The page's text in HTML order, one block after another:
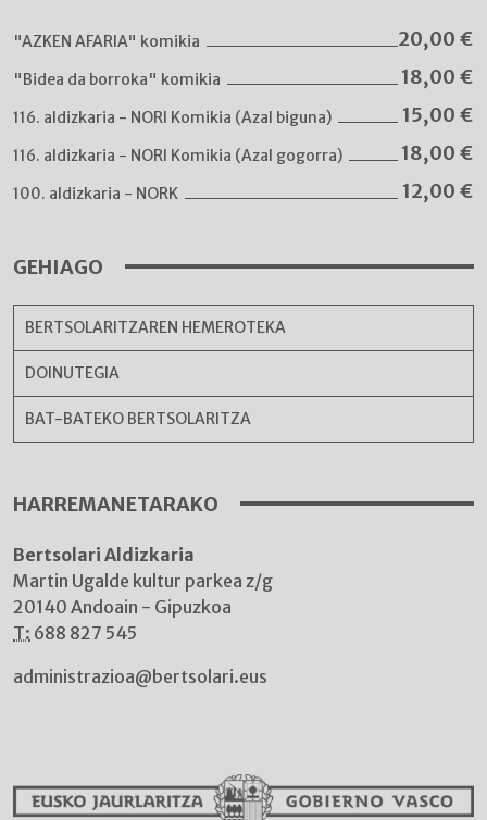
"AZKEN AFARIA" komikia 20,00 €
"Bidea da borroka" komikia 18,00 €
116. aldizkaria - NORI Komikia (Azal biguna) 15,00 €
116. aldizkaria - NORI Komikia (Azal gogorra) 18,00 €
100. aldizkaria - NORK 12,00 €
GEHIAGO
BERTSOLARITZAREN HEMEROTEKA
DOINUTEGIA
BAT-BATEKO BERTSOLARITZA
HARREMANETARAKO
Bertsolari Aldizkaria
Martin Ugalde kultur parkea z/g
20140 Andoain - Gipuzkoa
T: 688 827 545
administrazioa@bertsolari.eus